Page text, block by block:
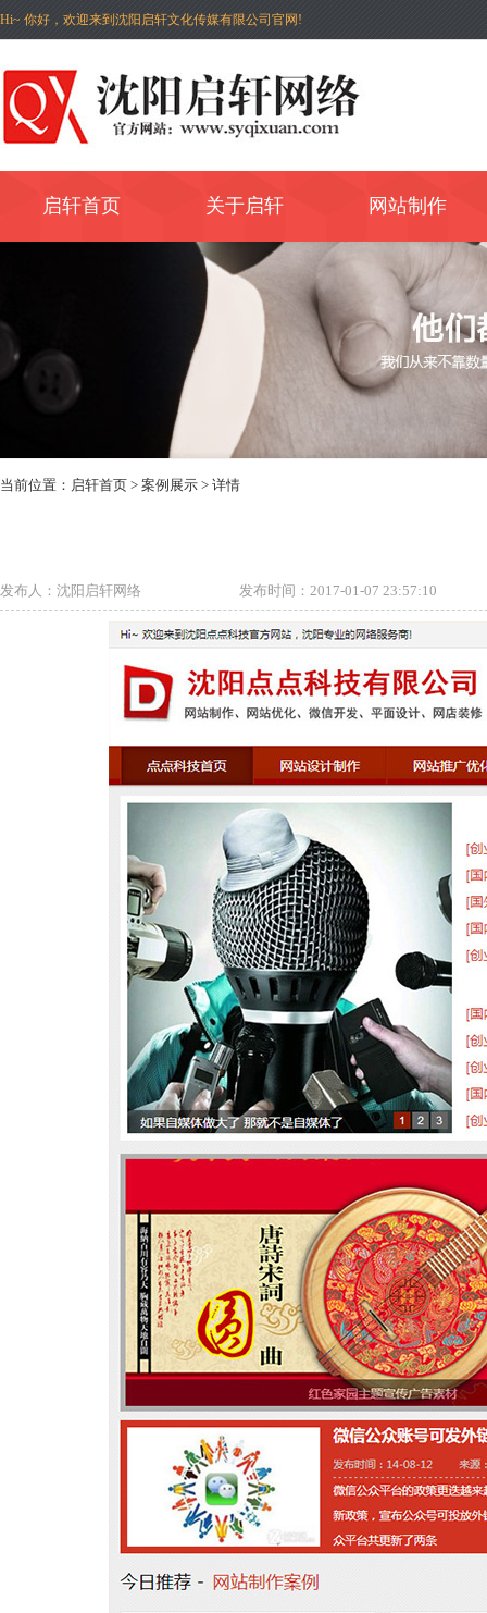
Hi~ 你好，欢迎来到沈阳启轩文化传媒有限公司官网!
启轩首页 关于启轩 网站制作
当前位置： 启轩首页 > 案例展示 > 详情
发布人：沈阳启轩网络 发布时间：2017-01-07 23:57:10